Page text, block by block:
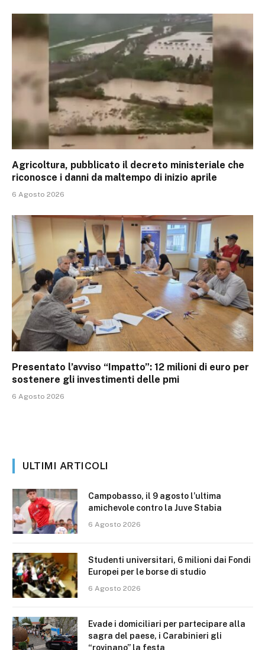
Agricoltura, pubblicato il decreto ministeriale che
riconosce i danni da maltempo di inizio aprile
6 Agosto 2026
Presentato l’avviso “Impatto”: 12 milioni di euro per
sostenere gli investimenti delle pmi
6 Agosto 2026
ULTIMI ARTICOLI
Campobasso, il 9 agosto l’ultima
amichevole contro la Juve Stabia
6 Agosto 2026
Studenti universitari, 6 milioni dai Fondi
Europei per le borse di studio
6 Agosto 2026
Evade i domiciliari per partecipare alla
sagra del paese, i Carabinieri gli
“rovinano” la festa